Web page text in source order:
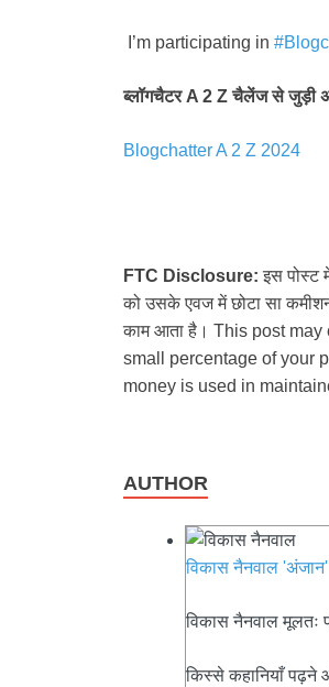
I’m participating in
ब्लॉगचैटर A 2 Z चैलेंज से जुड़ी
Blogchatter A 2 Z 2024
FTC Disclosure: इस पोस्ट
को उसके एवज में छोटा सा
काम आता है। This post
small percentage of your
money is used in
AUTHOR
विकास नैनवाल 'अंजान'
विकास नैनवाल मूलतः
किस्से कहानियाँ पढ़ने